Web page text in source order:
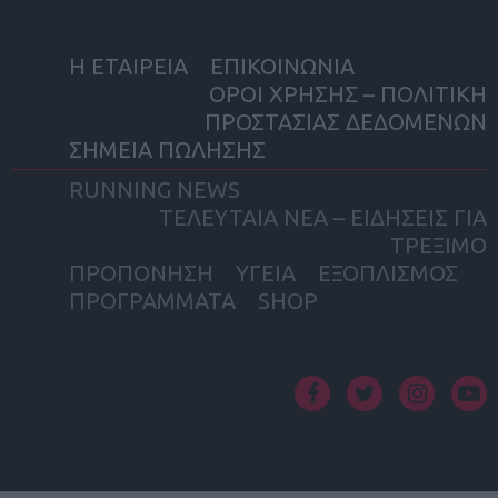
Η ΕΤΑΙΡΕΙΑ
ΕΠΙΚΟΙΝΩΝΙΑ
ΟΡΟΙ ΧΡΗΣΗΣ – ΠΟΛΙΤΙΚΗ
ΠΡΟΣΤΑΣΙΑΣ ΔΕΔΟΜΕΝΩΝ
ΣΗΜΕΙΑ ΠΩΛΗΣΗΣ
RUNNING NEWS
ΤΕΛΕΥΤΑΙΑ ΝΕΑ – ΕΙΔΗΣΕΙΣ ΓΙΑ
ΤΡΕΞΙΜΟ
ΠΡΟΠΟΝΗΣΗ
ΥΓΕΙΑ
ΕΞΟΠΛΙΣΜΟΣ
ΠΡΟΓΡΑΜΜΑΤΑ
SHOP